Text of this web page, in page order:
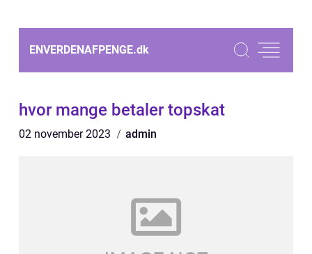
ENVERDENAFPENGE.dk
hvor mange betaler topskat
02 november 2023 admin